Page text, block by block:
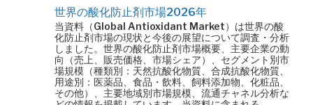
世界の酸化防止剤市場2026年
当資料（Global Antioxidant Market）は世界の酸
化防止剤市場の現状と今後の展望について調査・分析
しました。世界の酸化防止剤市場概要、主要企業の動
向（売上、販売価格、市場シェア）、セグメント別市
場規模（種類別：天然抗酸化物質、合成抗酸化物質、
用途別：医薬品、食品・飲料、飼料添加物、化粧品、
その他）、主要地域別市場規模、流通チャネル分析な